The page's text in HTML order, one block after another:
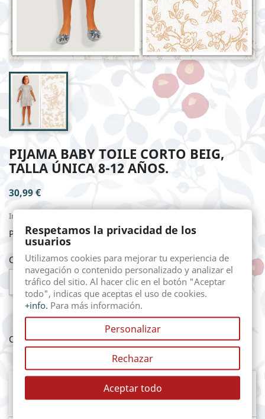
PIJAMA BABY TOILE CORTO BEIG,
TALLA ÚNICA 8-12 AÑOS.
30,99 €
Impuestos incluidos
PIJAMA BABY TOILE CORTO BEIG, TALLA ÚNICA 8-12 años.
Cantidad
 AÑADIR AL CARRITO
Compartir
Mediante pasarela de pago segura del
Banco Sabadell
Respetamos la privacidad de los
usuarios
Utilizamos cookies para mejorar tu experiencia de
navegación o contenido personalizado y analizar el
tráfico del sitio. Al hacer clic en el botón "Aceptar
todo", indicas que aceptas el uso de cookies.
+info. Para más información.
Personalizar
Rechazar
Aceptar todo